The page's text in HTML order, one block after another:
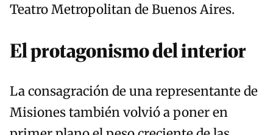
Teatro Metropolitan de Buenos Aires.
El protagonismo del interior
La consagración de una representante de
Misiones también volvió a poner en